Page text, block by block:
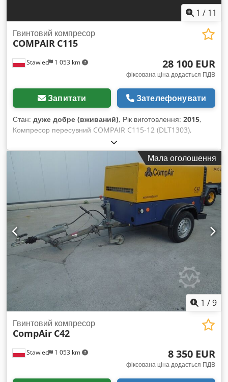
1 / 11
Stawiec 1 053 km
Гвинтовий компресор
COMPAIR C115
28 100 EUR
фіксована ціна додається ПДВ
Запитати Зателефонувати
Стан: дуже добре (вживаний), Рік виготовлення: 2015,
Компресор пересувний COMPAIR C115-12 (DLT1303),
машина після повного сервісу з осушувачем повітря
(кінцевий охолоджувач). Стан дуже добрий.
ЗАРЕЄСТРОВАНИЙ У ПОЛЬЩІ. Компресор зареєстрований
у Польщі. Dedpfjw Rb Aajx Amrskr Технічні характеристики:
Продуктивність: 11,5 м³/хв; Робочий тиск: 12 бар; Рік
випуску: 2015; Двигун: CUMMINS; Напрацювання: 2988
годин; Компресор повністю справний. Ціна нетто: 119 500
зл Ціна брутто: 146 985 зл Нижче є посилання на відео.
Мала оголошення
1 /9
Stawiec 1 053 km
Гвинтовий компресор
CompAir C42
8 350 EUR
фіксована ціна додається ПДВ